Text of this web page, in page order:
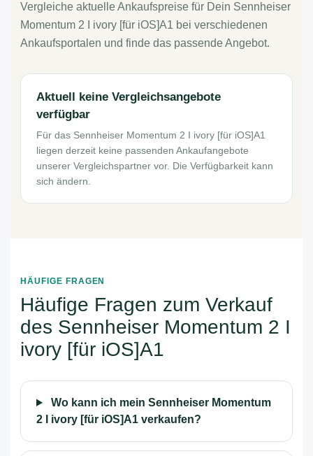
Vergleiche aktuelle Ankaufspreise für Dein Sennheiser
Momentum 2 I ivory [für iOS]A1 bei verschiedenen
Ankaufsportalen und finde das passende Angebot.
Aktuell keine Vergleichsangebote
verfügbar
Für das Sennheiser Momentum 2 I ivory [für iOS]A1
liegen derzeit keine passenden Ankaufangebote
unserer Vergleichspartner vor. Die Verfügbarkeit kann
sich ändern.
HÄUFIGE FRAGEN
Häufige Fragen zum Verkauf
des Sennheiser Momentum 2 I
ivory [für iOS]A1
Wo kann ich mein Sennheiser Momentum
2 I ivory [für iOS]A1 verkaufen?